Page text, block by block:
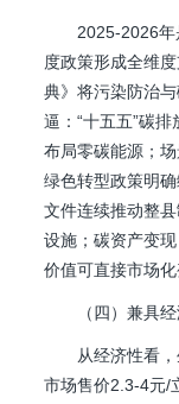
2025-2026
度政策形成全维
典》将污染防治
逼：“十五五”碳
布局零碳能源；
绿色转型政策明
文件连续推动整
设施；碳资产变
价值可直接市场化
（四）兼具
从经济性看
市场售价2.3-4元/